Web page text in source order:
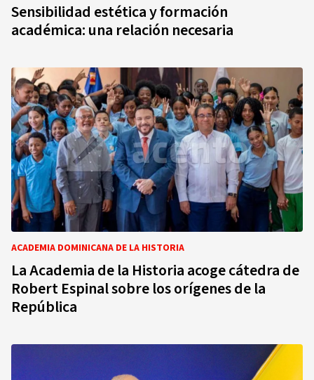
Sensibilidad estética y formación
académica: una relación necesaria
ACADEMIA DOMINICANA DE LA HISTORIA
La Academia de la Historia acoge cátedra de
Robert Espinal sobre los orígenes de la
República